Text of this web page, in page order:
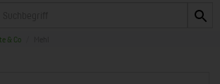
& Co